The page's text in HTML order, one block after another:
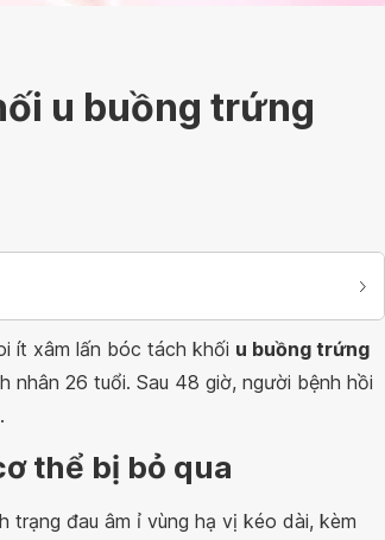
u buồng trứng
ít xâm lấn bóc tách khối u buồng trứng
nhân 26 tuổi. Sau 48 giờ, người bệnh hồi
thể bị bỏ qua
trạng đau âm ỉ vùng hạ vị kéo dài, kèm